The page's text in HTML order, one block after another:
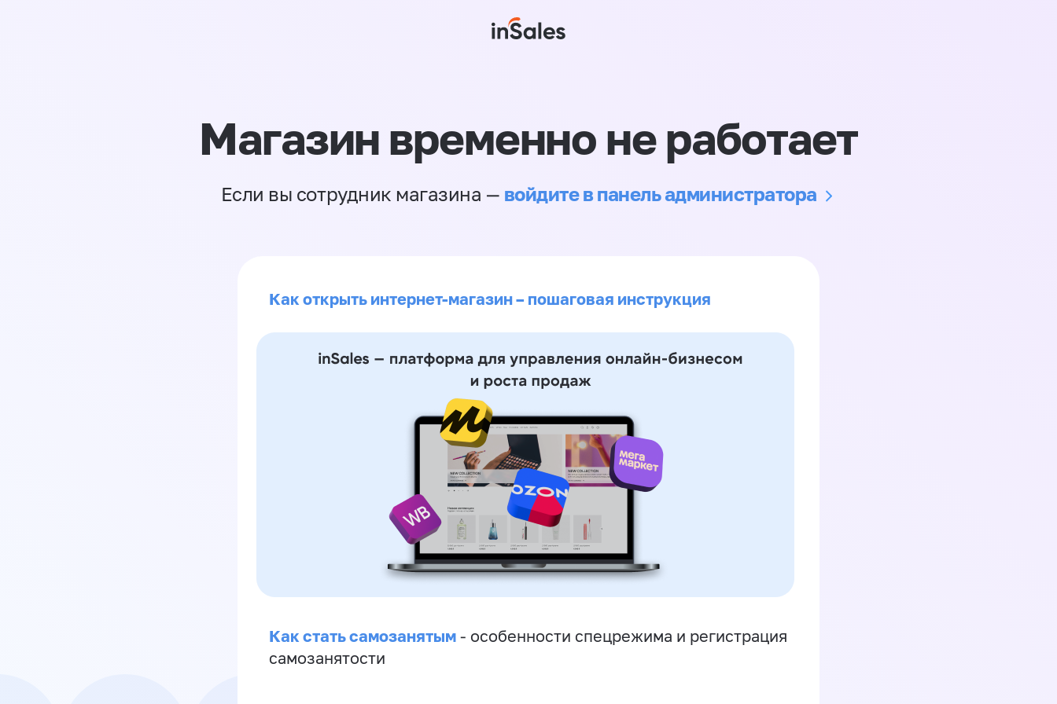
Магазин временно не работает
Если вы сотрудник магазина — войдите в панель администратора
Как открыть интернет-магазин – пошаговая инструкция
Как стать самозанятым - особенности спецрежима и регистрация
самозанятости